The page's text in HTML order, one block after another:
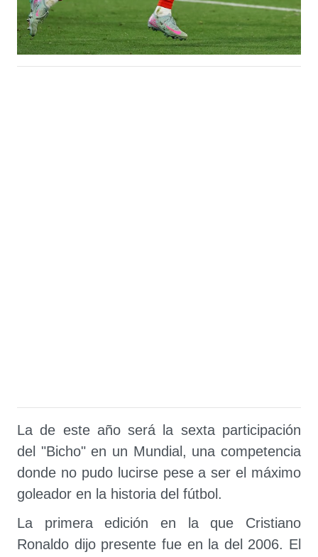
La de este año será la sexta participación
del "Bicho" en un Mundial, una competencia
donde no pudo lucirse pese a ser el máximo
goleador en la historia del fútbol.
La primera edición en la que Cristiano
Ronaldo dijo presente fue en la del 2006. El